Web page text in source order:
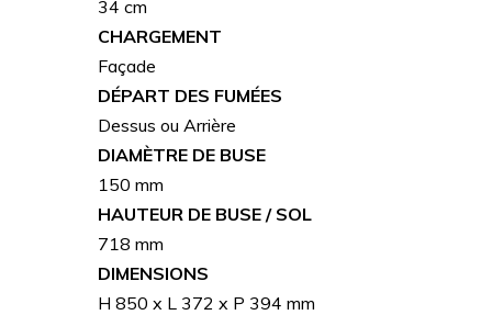
34 cm
CHARGEMENT
Façade
DÉPART DES FUMÉES
Dessus ou Arrière
DIAMÈTRE DE BUSE
150 mm
HAUTEUR DE BUSE / SOL
718 mm
DIMENSIONS
H 850 x L 372 x P 394 mm